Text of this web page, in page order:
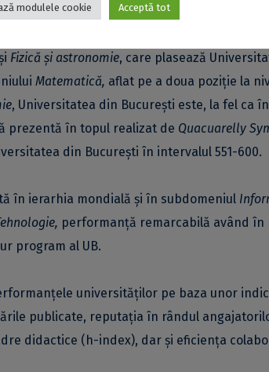
alȘtiințelor Naturii
și Fizică și astronomie, care plasează
Matematică, aflat pe a doua poziție la
, Universitatea din București este, la fel ca
prezentă în topul realizat de Quacuarelly
din București în intervalul 551-600.
în ierarhia mondială și în subdomeniul
performanță remarcabilă având în
program al UB.
universităților pe baza unor
publicate, reputația în rândul
didactice (h-index), dar și eficiența
modulele cookie Acceptă tot